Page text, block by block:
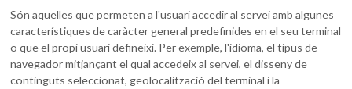
Són aquelles que permeten a l'usuari accedir al servei amb algunes
característiques de caràcter general predefinides en el seu terminal
o que el propi usuari defineixi. Per exemple, l'idioma, el tipus de
navegador mitjançant el qual accedeix al servei, el disseny de
continguts seleccionat, geolocalització del terminal i la